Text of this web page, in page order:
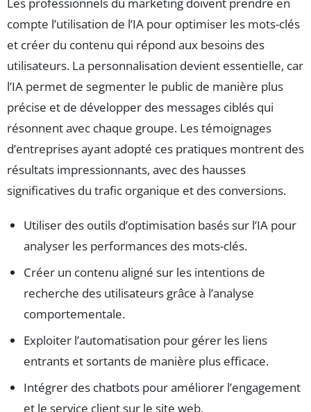
compte l’utilisation de l’IA pour optimiser les mots-clés
et créer du contenu qui répond aux besoins des
utilisateurs. La personnalisation devient essentielle, car
l’IA permet de segmenter le public de manière plus
précise et de développer des messages ciblés qui
résonnent avec chaque groupe. Les témoignages
d’entreprises ayant adopté ces pratiques montrent des
résultats impressionnants, avec des hausses
significatives du trafic organique et des conversions.
Utiliser des outils d’optimisation basés sur l’IA pour
analyser les performances des mots-clés.
Créer un contenu aligné sur les intentions de
recherche des utilisateurs grâce à l’analyse
comportementale.
Exploiter l’automatisation pour gérer les liens
entrants et sortants de manière plus efficace.
Intégrer des chatbots pour améliorer l’engagement
et le service client sur le site web.